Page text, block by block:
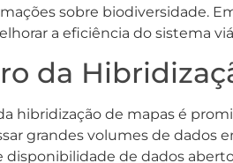
sobre biodiversidade.
a eficiência do sistema
da
hibridização de mapas é
grandes volumes de dados
disponibilidade de dados